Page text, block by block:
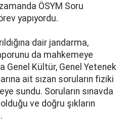
ÖSYM Soru
yapıyordu.
dair jandarma,
da mahkemeye
Genel Kültür, Genel Yetenek
ait sızan soruların fiziki
sundu. Soruların sınavda
ve doğru şıkların